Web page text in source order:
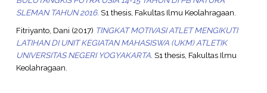
SLEMAN TAHUN 2016. S1 thesis, Fakultas Ilmu Keolahragaan.
Fitriyanto, Dani (2017) TINGKAT MOTIVASI ATLET MENGIKUTI
LATIHAN DI UNIT KEGIATAN MAHASISWA (UKM) ATLETIK
UNIVERSITAS NEGERI YOGYAKARTA. S1 thesis, Fakultas Ilmu
Keolahragaan.